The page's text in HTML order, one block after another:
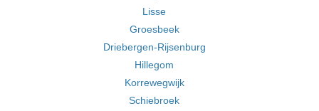
Lisse
Groesbeek
Driebergen-Rijsenburg
Hillegom
Korrewegwijk
Schiebroek